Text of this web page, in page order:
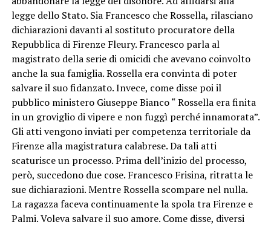
legge dello Stato. Sia Francesco che Rossella, rilasciano
dichiarazioni davanti al sostituto procuratore della
Repubblica di Firenze Fleury. Francesco parla al
magistrato della serie di omicidi che avevano coinvolto
anche la sua famiglia. Rossella era convinta di poter
salvare il suo fidanzato. Invece, come disse poi il
pubblico ministero Giuseppe Bianco “ Rossella era finita
in un groviglio di vipere e non fuggì perché innamorata”.
Gli atti vengono inviati per competenza territoriale da
Firenze alla magistratura calabrese. Da tali atti
scaturisce un processo. Prima dell’inizio del processo,
però, succedono due cose. Francesco Frisina, ritratta le
sue dichiarazioni. Mentre Rossella scompare nel nulla.
La ragazza faceva continuamente la spola tra Firenze e
Palmi. Voleva salvare il suo amore. Come disse, diversi